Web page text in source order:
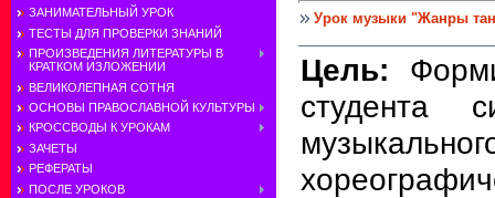
ЗАНИМАТЕЛЬНЫЙ УРОК
ТЕСТЫ ДЛЯ ПРОВЕРКИ ЗНАНИЙ
ПРОИЗВЕДЕНИЯ ЛИТЕРАТУРЫ В
КРАТКОМ ИЗЛОЖЕНИИ
ВЕЛИКОЛЕПНАЯ СОТНЯ
ОСНОВЫ ПРАВОСЛАВНОЙ КУЛЬТУРЫ
КРОССВОДЫ К УРОКАМ
ЗАЧЕТЫ
РЕФЕРАТЫ
ПОСЛЕ УРОКОВ
Урок музыки "Жанры
Цель:
студента